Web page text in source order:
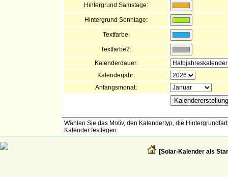
Hintergrund Samstage:
Hintergrund Sonntage:
Textfarbe:
Textfarbe2:
Kalenderdauer:
Kalenderjahr:
Anfangsmonat:
Wählen Sie das Motiv, den Kalendertyp, die
Kalender festlegen.
[Solar-Kalender als